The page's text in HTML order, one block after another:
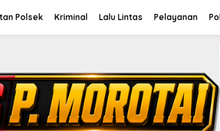
Polsek Kriminal Lalu Lintas Pelayanan